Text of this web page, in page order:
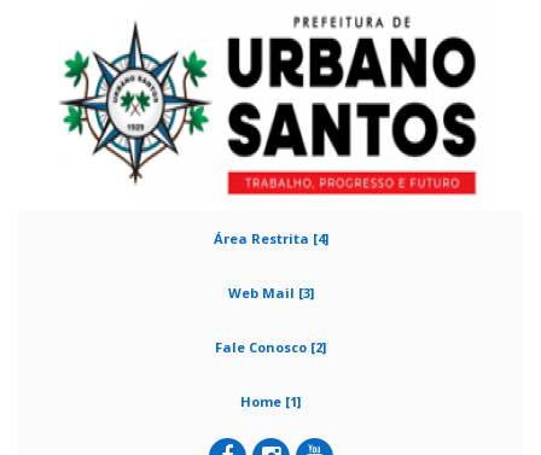
Área Restrita [4]
Web Mail [3]
Fale Conosco [2]
Home [1]